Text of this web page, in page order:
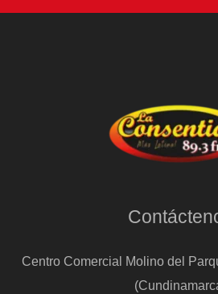
Centro Comercial Molino del